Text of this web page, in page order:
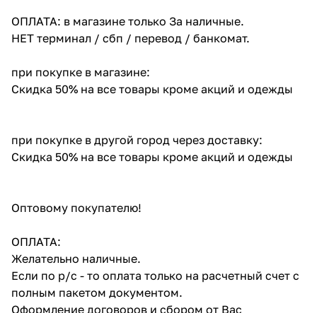
ОПЛАТА: в магазине только За наличные.
НЕТ терминал / сбп / перевод / банкомат.
при покупке в магазине:
Скидка 50% на все товары кроме акций и одежды
при покупке в другой город через доставку:
Скидка 50% на все товары кроме акций и одежды
Оптовому покупателю!
ОПЛАТА:
Желательно наличные.
Если по р/с - то оплата только на расчетный счет с
полным пакетом документом.
Оформление договоров и сбором от Вас